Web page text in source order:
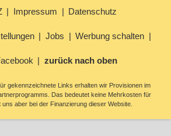
Impressum Datenschutz
Jobs Werbung schalten
zurück nach oben
gekennzeichnete Links erhalten wir Provisionen im
Das bedeutet keine Mehrkosten für
uns aber bei der Finanzierung dieser Website.